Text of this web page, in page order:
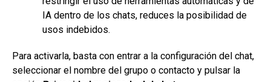
IA dentro de los chats, reduces la posibilidad de
usos indebidos.
Para activarla, basta con entrar a la configuración del chat,
seleccionar el nombre del grupo o contacto y pulsar la